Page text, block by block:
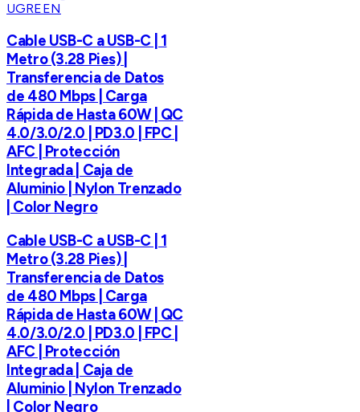
UGREEN
Cable USB-C a USB-C | 1
Metro (3.28 Pies) |
Transferencia de Datos
de 480 Mbps | Carga
Rápida de Hasta 60W | QC
4.0/3.0/2.0 | PD3.0 | FPC |
AFC | Protección
Integrada | Caja de
Aluminio | Nylon Trenzado
| Color Negro
Cable USB-C a USB-C | 1
Metro (3.28 Pies) |
Transferencia de Datos
de 480 Mbps | Carga
Rápida de Hasta 60W | QC
4.0/3.0/2.0 | PD3.0 | FPC |
AFC | Protección
Integrada | Caja de
Aluminio | Nylon Trenzado
| Color Negro